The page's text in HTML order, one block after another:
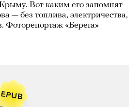
Вот каким его запомнят
— без топлива, электричества,
Фоторепортаж «Берега»